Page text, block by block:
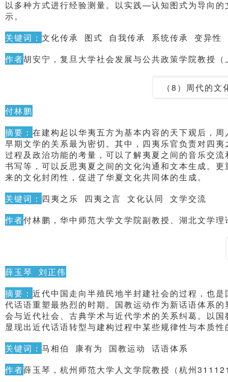
以多种方式进行经验测量。以实践—认知图式为导向
示。
关键词： 文化传承 图式 自我传承 系统传承 变异性
作者胡安宁，复旦大学社会发展与公共政策学院教授
（8）周代的
付林鹏
摘要： 在建构起以华夷五方为基本内容的天下观后，
早期文学的关系最为密切。其中，四夷乐官负责对四
过程及政治功能的考量，可以了解夷夏之间的音乐交
书写等，可以反思夷夏之间的文化沟通和文本生成。
来的文化封闭性，促进了华夏文化共同体的生成。
关键词： 四夷之乐 四夷之言 文化认同 文学交流
作者付林鹏，华中师范大学文学院副教授、湖北文学
薛玉琴 刘正伟
摘要： 近代中国走向半殖民地半封建社会的过程，也
代话语重塑最热烈的时期。国教运动作为新话语体系
会与近代社会、古典学术与近代学术的关系纠葛。以
显现出近代话语转型与建构过程中某些规律性与本质性
关键词： 马相伯 康有为 国教运动 话语体系
作者薛玉琴，杭州师范大学人文学院教授（杭州